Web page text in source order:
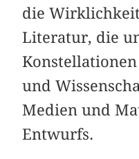
die
Literatur, die
und
Medien und
Entwurfs.